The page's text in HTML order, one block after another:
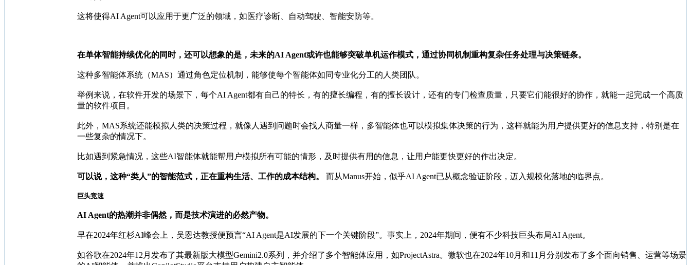
这将使得AI Agent可以应用于更广泛的领域，如医疗诊断、自动驾驶、智能安防等。
在单体智能持续优化的同时，还可以想象的是，未来的AI Agent或许也能够突破单机运作模式，通过协同机制重构复杂任务处理与决策链条。
这种多智能体系统（MAS）通过角色定位机制，能够使每个智能体如同专业化分工的人类团队。
举例来说，在软件开发的场景下，每个AI Agent都有自己的特长，有的擅长编程，有的擅长设计，还有的专门检查质量，只要它们能很好的协作，就能一起完成一个高质
量的软件项目。
此外，MAS系统还能模拟人类的决策过程，就像人遇到问题时会找人商量一样，多智能体也可以模拟集体决策的行为，这样就能为用户提供更好的信息支持，特别是在
一些复杂的情况下。
比如遇到紧急情况，这些AI智能体就能帮用户模拟所有可能的情形，及时提供有用的信息，让用户能更快更好的作出决定。
可以说，这种“类人”的智能范式，正在重构生活、工作的成本结构。 而从Manus开始，似乎AI Agent已从概念验证阶段，迈入规模化落地的临界点。
巨头竞速
AI Agent的热潮并非偶然，而是技术演进的必然产物。
早在2024年红杉AI峰会上，吴恩达教授便预言“AI Agent是AI发展的下一个关键阶段”。事实上，2024年期间，便有不少科技巨头布局AI Agent。
如谷歌在2024年12月发布了其最新版大模型Gemini2.0系列，并介绍了多个智能体应用，如ProjectAstra。微软也在2024年10月和11月分别发布了多个面向销售、运营等场景